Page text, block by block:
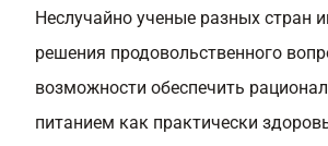
Неслучайно ученые разных стран
решения продовольственного
возможности обеспечить
питанием как практически